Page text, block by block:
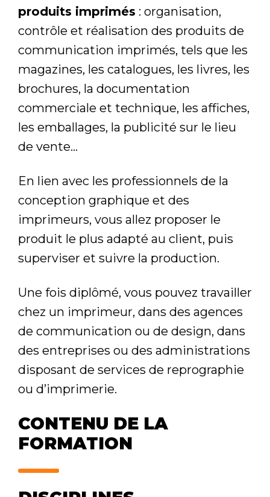
produits imprimés : organisation,
contrôle et réalisation des produits de
communication imprimés, tels que les
magazines, les catalogues, les livres, les
brochures, la documentation
commerciale et technique, les affiches,
les emballages, la publicité sur le lieu
de vente…
En lien avec les professionnels de la
conception graphique et des
imprimeurs, vous allez proposer le
produit le plus adapté au client, puis
superviser et suivre la production.
Une fois diplômé, vous pouvez travailler
chez un imprimeur, dans des agences
de communication ou de design, dans
des entreprises ou des administrations
disposant de services de reprographie
ou d’imprimerie.
CONTENU DE LA
FORMATION